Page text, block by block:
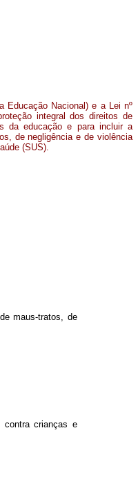
Educação Nacional) e a Lei nº
integral dos direitos de
da educação e para incluir a
de negligência e de violência
(SUS).
maus-tratos, de
contra crianças e